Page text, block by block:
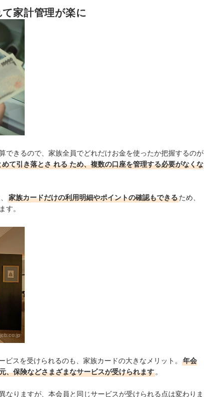
家計管理が楽に
できるので、家族全員でどれだけお金を使ったか把握するのが
て引き落とさ れる ため、複数の口座を管理する必要がなくな
家族カードだけの利用明細やポイントの確認もできるため、
す。
jcb.co.jp
スを受けられるのも、家族カードの大きなメリット。
年会
、保険などさまざまなサービスが受けられます 。
なりますが、本会員と同じサービスが受けられる点は変わりま